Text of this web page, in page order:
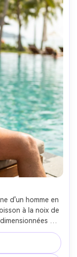
d'un homme en
à la noix de
de la piscine
adoucissée par
f/2, cadre demi-